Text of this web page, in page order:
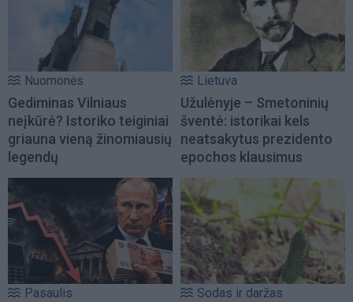
Nuomonės
Gediminas Vilniaus
neįkūrė? Istoriko teiginiai
griauna vieną žinomiausių
legendų
Lietuva
Užulėnyje – Smetoninių
šventė: istorikai kels
neatsakytus prezidento
epochos klausimus
Pasaulis Sodas ir daržas